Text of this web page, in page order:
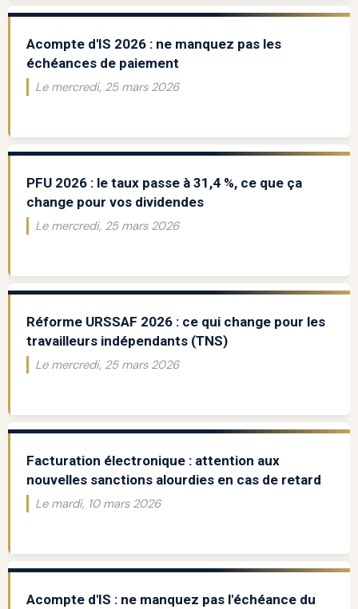
Acompte d'IS 2026 : ne manquez pas les
échéances de paiement
Le mercredi, 25 mars 2026
PFU 2026 : le taux passe à 31,4 %, ce que ça
change pour vos dividendes
Le mercredi, 25 mars 2026
Réforme URSSAF 2026 : ce qui change pour les
travailleurs indépendants (TNS)
Le mercredi, 25 mars 2026
Facturation électronique : attention aux
nouvelles sanctions alourdies en cas de retard
Le mardi, 10 mars 2026
Acompte d'IS : ne manquez pas l'échéance du